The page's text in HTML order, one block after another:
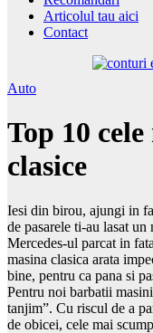
Articolul tau aici
Contact
Auto
Top 10
clasice
Iesi din birou, ajungi in
de pasarele ti-au lasat
Mercedes-ul parcat in
masina clasica arata
bine, pentru ca pana si
Pentru noi barbatii
tanjim”. Cu riscul de a
de obicei, cele mai